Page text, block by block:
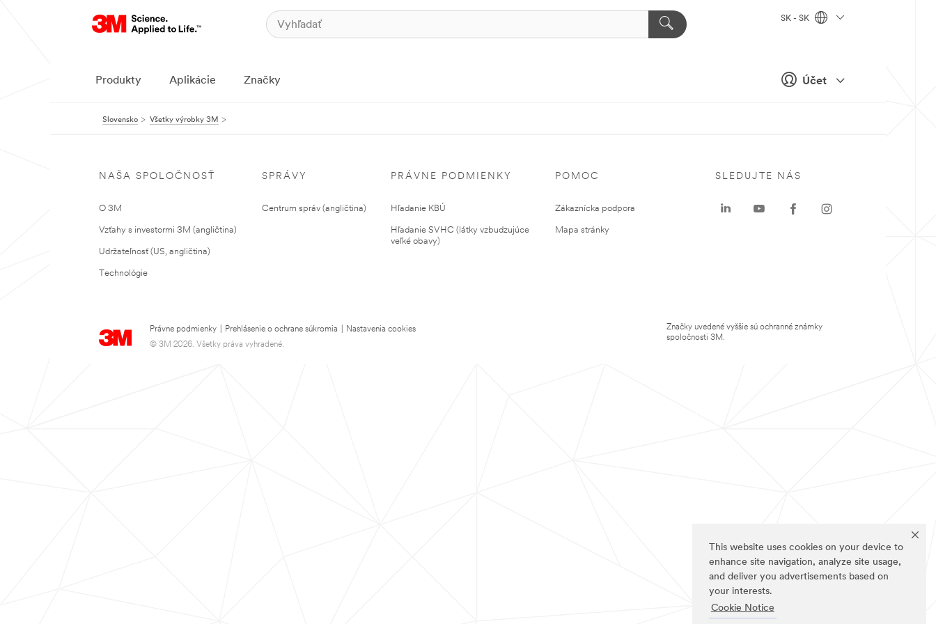
This website uses cookies on your device to
enhance site navigation, analyze site usage,
and deliver you advertisements based on
your interests.
Cookie Notice
Účet
SK - SK
Produkty Aplikácie Značky
Slovensko Všetky výrobky 3M
NAŠA SPOLOČNOSŤ
O 3M
Vzťahy s investormi 3M (angličtina)
Udržateľnosť (US, angličtina)
Technológie
SPRÁVY
Centrum správ (angličtina)
PRÁVNE PODMIENKY
Hľadanie KBÚ
Hľadanie SVHC (látky vzbudzujúce
veľké obavy)
POMOC
Zákaznícka podpora
Mapa stránky
Právne podmienky Prehlásenie o ochrane súkromia
Nastavenia cookies
© 3M 2026. Všetky práva vyhradené.
SLEDUJTE NÁS
Značky uvedené vyššie sú ochranné známky
spoločnosti 3M.